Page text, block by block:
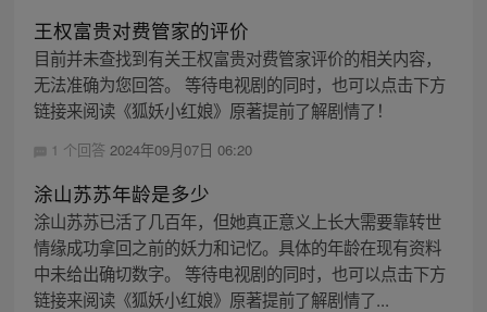
王权富贵对费管家的评价
目前并未查找到有关王权富贵对费管家评价的相关内容，
无法准确为您回答。 等待电视剧的同时，也可以点击下方
链接来阅读《狐妖小红娘》原著提前了解剧情了！
1 个回答 2024年09月07日 06:20
涂山苏苏年龄是多少
涂山苏苏已活了几百年，但她真正意义上长大需要靠转世
情缘成功拿回之前的妖力和记忆。具体的年龄在现有资料
中未给出确切数字。 等待电视剧的同时，也可以点击下方
链接来阅读《狐妖小红娘》原著提前了解剧情了...